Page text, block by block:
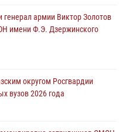
«Волна памяти»,
Белгорода от
генерал армии Виктор Золотов
имени Ф.Э. Дзержинского
округом Росгвардии
вузов 2026 года